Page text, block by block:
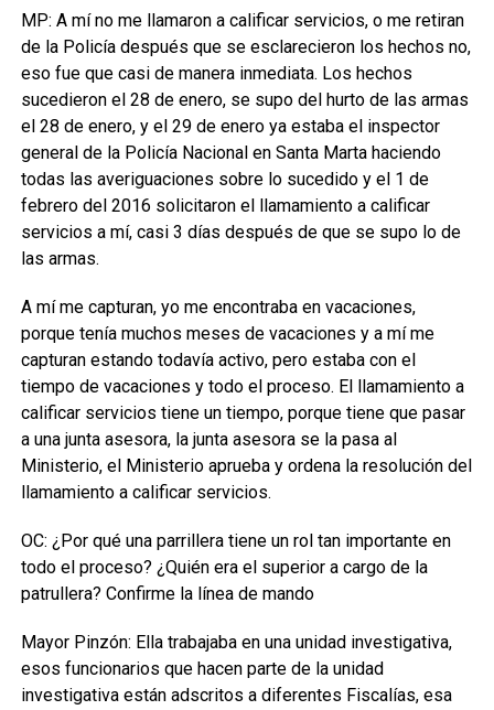
MP: A mí no me llamaron a calificar servicios, o me retiran
de la Policía después que se esclarecieron los hechos no,
eso fue que casi de manera inmediata. Los hechos
sucedieron el 28 de enero, se supo del hurto de las armas
el 28 de enero, y el 29 de enero ya estaba el inspector
general de la Policía Nacional en Santa Marta haciendo
todas las averiguaciones sobre lo sucedido y el 1 de
febrero del 2016 solicitaron el llamamiento a calificar
servicios a mí, casi 3 días después de que se supo lo de
las armas.
A mí me capturan, yo me encontraba en vacaciones,
porque tenía muchos meses de vacaciones y a mí me
capturan estando todavía activo, pero estaba con el
tiempo de vacaciones y todo el proceso. El llamamiento a
calificar servicios tiene un tiempo, porque tiene que pasar
a una junta asesora, la junta asesora se la pasa al
Ministerio, el Ministerio aprueba y ordena la resolución del
llamamiento a calificar servicios.
OC: ¿Por qué una parrillera tiene un rol tan importante en
todo el proceso? ¿Quién era el superior a cargo de la
patrullera? Confirme la línea de mando
Mayor Pinzón: Ella trabajaba en una unidad investigativa,
esos funcionarios que hacen parte de la unidad
investigativa están adscritos a diferentes Fiscalías, esa